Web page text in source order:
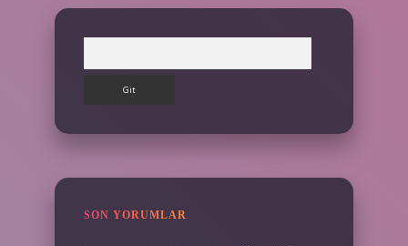
SON YORUMLAR